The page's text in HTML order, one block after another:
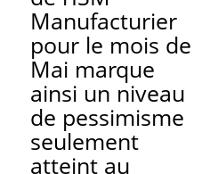
Manufacturier
pour le mois de
Mai marque
ainsi un niveau
de pessimisme
seulement
atteint au